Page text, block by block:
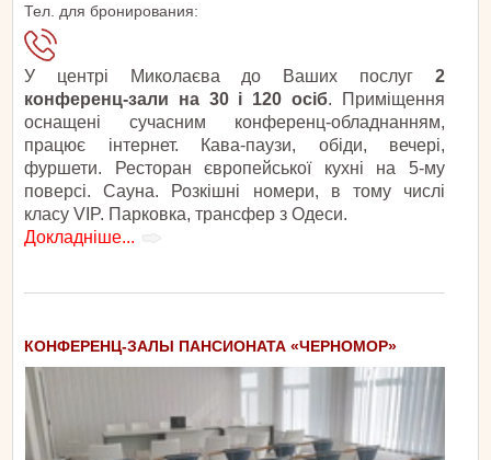
Тел. для бронирования:
У центрі Миколаєва до Ваших послуг 2
конференц-зали на 30 і 120 осіб. Приміщення
оснащені сучасним конференц-обладнанням,
працює інтернет. Кава-паузи, обіди, вечері,
фуршети. Ресторан європейської кухні на 5-му
поверсі. Сауна. Розкішні номери, в тому числі
класу VIP. Парковка, трансфер з Одеси.
Докладніше...
КОНФЕРЕНЦ-ЗАЛЫ ПАНСИОНАТА «ЧЕРНОМОР»